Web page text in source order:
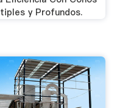
y Profundos.